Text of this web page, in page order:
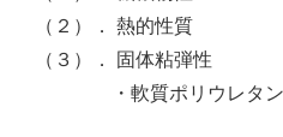
（２）． 熱的性質
（３）． 固体粘弾性
・軟質ポリウレタンフ